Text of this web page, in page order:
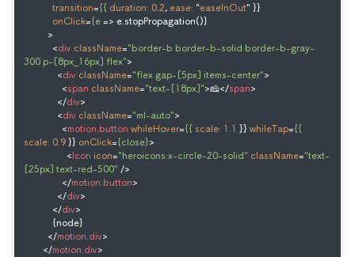
transition={{ duration: 0.2, ease: "easeInOut" }}
onClick={e => e.stopPropagation()}
<div className="border-b border-b-solid border-b-gray-
300 p-[8px_16px] flex">
<div className="flex gap-[5px] items-center">
<span className="text-[18px]">🧀</span>
</div>
<div className="ml-auto">
<motion.button whileHover={{ scale: 1.1 }} whileTap={{
scale: 0.9 }} onClick={close}>
< Icon icon="heroicons:x-circle-20-solid" className="text-
[25px] text-red-500" />
</motion.button>
</div>
</div>
</motion.div>
</motion.div>